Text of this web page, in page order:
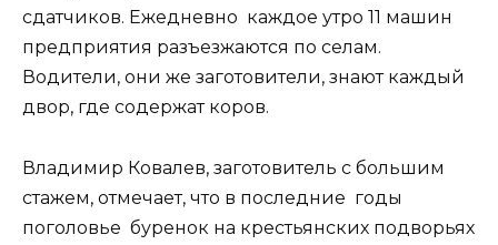
сдатчиков. Ежедневно каждое утро 11 машин
предприятия разъезжаются по селам.
Водители, они же заготовители, знают каждый
двор, где содержат коров.
Владимир Ковалев, заготовитель с большим
стажем, отмечает, что в последние годы
поголовье буренок на крестьянских подворьях